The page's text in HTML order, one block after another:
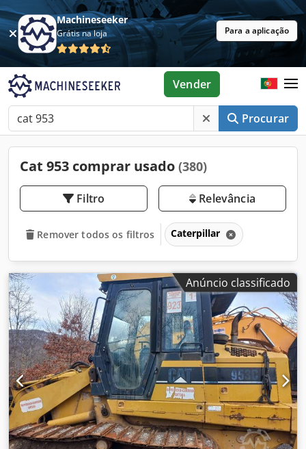
Machineseeker
Grátis na loja Para a aplicação
Procurar
Vender
Cat 953 comprar usado (380)
Filtro Relevância
Remover todos os filtros Caterpillar
Anúncio classificado